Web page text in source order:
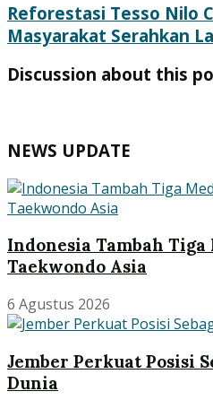
Reforestasi Tesso Nilo
Masyarakat Serahkan
Discussion about this
NEWS UPDATE
Indonesia Tambah
Taekwondo Asia
6 Agustus 2026
Jember Perkuat Posisi
Dunia